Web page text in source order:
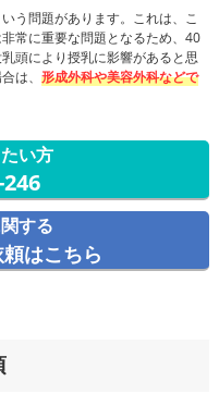
う問題があります。これは、こ
常に重要な問題となるため、40
頭により授乳に影響があると思
は、 形成外科や美容外科などで
い方
する
はこちら